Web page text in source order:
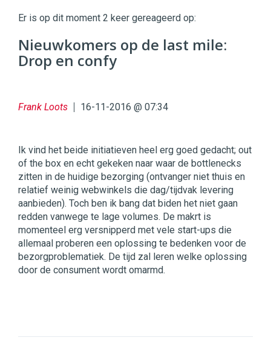
|
Digital
Commercehttps://twinklemagazine.nl
9654
Er is op dit moment 2 keer gereageerd op:
Nieuwkomers op de last mile:
Drop en confy
Frank Loots 16-11-2016 @ 07:34
Ik vind het beide initiatieven heel erg goed gedacht; out
of the box en echt gekeken naar waar de bottlenecks
zitten in de huidige bezorging (ontvanger niet thuis en
relatief weinig webwinkels die dag/tijdvak levering
aanbieden). Toch ben ik bang dat biden het niet gaan
redden vanwege te lage volumes. De makrt is
momenteel erg versnipperd met vele start-ups die
allemaal proberen een oplossing te bedenken voor de
bezorgproblematiek. De tijd zal leren welke oplossing
door de consument wordt omarmd.